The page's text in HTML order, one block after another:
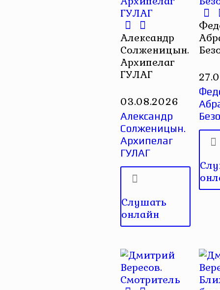
Александр
Солженицын.
Архипелаг
ГУЛАГ
03.08.2026
Александр
Солженицын.
Архипелаг
ГУЛАГ
Слушать
онлайн